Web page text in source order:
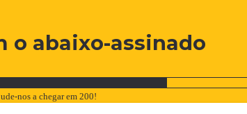
o abaixo-assinado
nos a chegar em 200!